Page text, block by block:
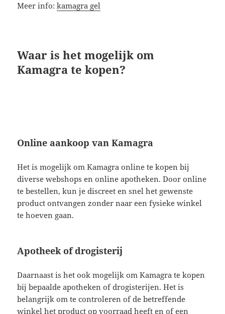
Meer info:kamagra gel
Waar is het mogelijk om
Kamagra te kopen?
Online aankoop van Kamagra
Het is mogelijk om Kamagra online te kopen bij
diverse webshops en online apotheken. Door online
te bestellen, kun je discreet en snel het gewenste
product ontvangen zonder naar een fysieke winkel
te hoeven gaan.
Apotheek of drogisterij
Daarnaast is het ook mogelijk om Kamagra te kopen
bij bepaalde apotheken of drogisterijen. Het is
belangrijk om te controleren of de betreffende
winkel het product op voorraad heeft en of een